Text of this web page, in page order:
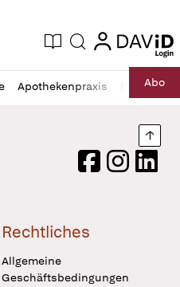
Zeitung
Aktuelle Ausgabe
Suche login
login
Apothekenpraxis RechtAbo
Logo
FacebookInstagram
Rechtliches
Allgemeine
Geschäftsbedingungen